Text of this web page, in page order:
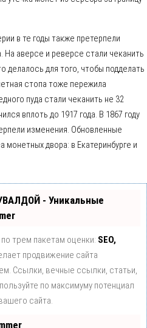
в те годы также претерпели
На аверсе и реверсе стали чеканить
делалось для того, чтобы подделать
стопа тоже пережила
пуда стали чеканить не 32
вплоть до 1917 года. В 1867 году
изменения. Обновленные
монетных двора: в Екатеринбурге и
- Уникальные
трем пакетам оценки: SEO,
продвижение сайта
Ссылки, вечные ссылки, статьи,
по максимуму потенциал
сайта.